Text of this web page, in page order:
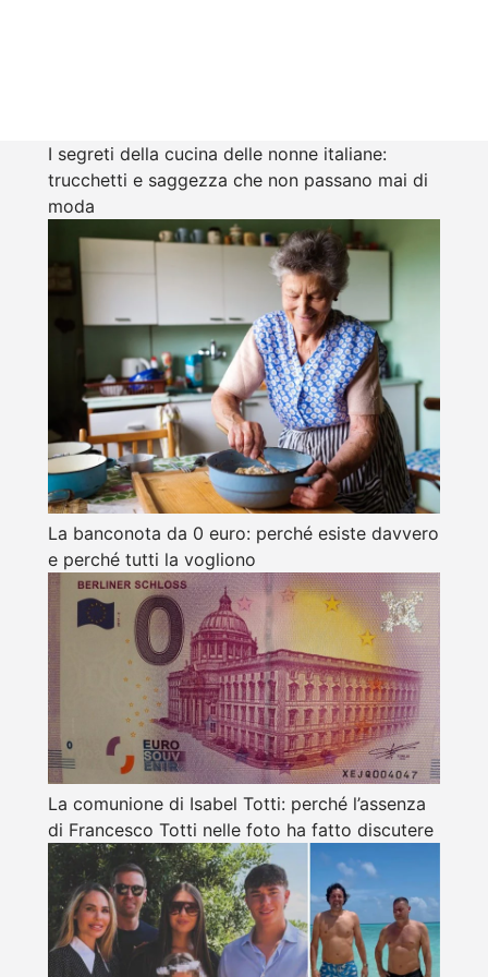
I segreti della cucina delle nonne italiane:
trucchetti e saggezza che non passano mai di
moda
La banconota da 0 euro: perché esiste davvero
e perché tutti la vogliono
La comunione di Isabel Totti: perché l’assenza
di Francesco Totti nelle foto ha fatto discutere